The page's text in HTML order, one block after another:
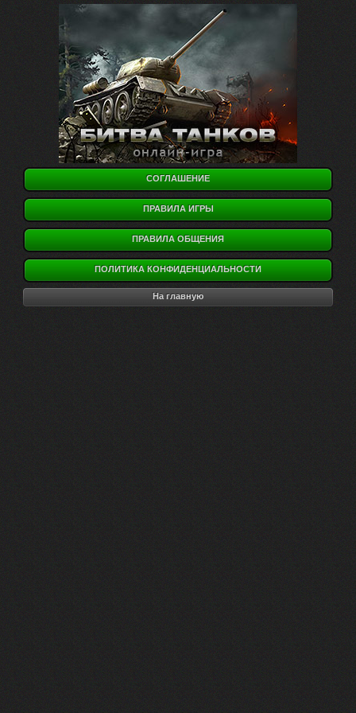
СОГЛАШЕНИЕ
ПРАВИЛА ИГРЫ
ПРАВИЛА ОБЩЕНИЯ
ПОЛИТИКА КОНФИДЕНЦИАЛЬНОСТИ
На главную